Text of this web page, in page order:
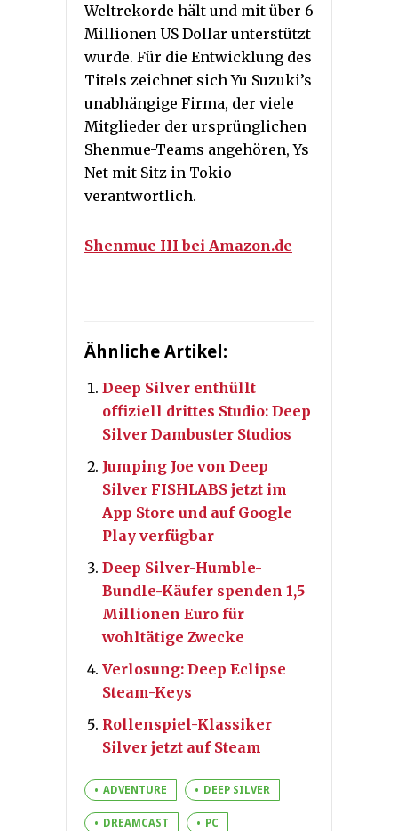
Weltrekorde hält und mit über 6
Millionen US Dollar unterstützt
wurde. Für die Entwicklung des
Titels zeichnet sich Yu Suzuki’s
unabhängige Firma, der viele
Mitglieder der ursprünglichen
Shenmue-Teams angehören, Ys
Net mit Sitz in Tokio
verantwortlich.
Shenmue III bei Amazon.de
Ähnliche Artikel:
Deep Silver enthüllt
offiziell drittes Studio: Deep
Silver Dambuster Studios
Jumping Joe von Deep
Silver FISHLABS jetzt im
App Store und auf Google
Play verfügbar
Deep Silver-Humble-
Bundle-Käufer spenden 1,5
Millionen Euro für
wohltätige Zwecke
Verlosung: Deep Eclipse
Steam-Keys
Rollenspiel-Klassiker
Silver jetzt auf Steam
ADVENTURE DEEP SILVER
DREAMCAST PC